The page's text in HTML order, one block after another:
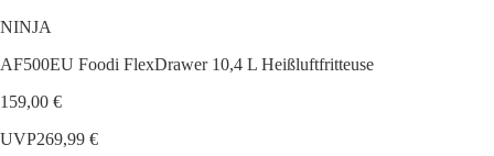
NINJA
AF500EU Foodi FlexDrawer 10,4 L Heißluftfritteuse
159,00 €
UVP269,99 €